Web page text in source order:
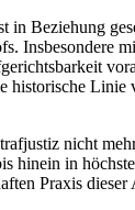
Beziehung
Insbesondere
nicht
hinein in
Praxis dieser